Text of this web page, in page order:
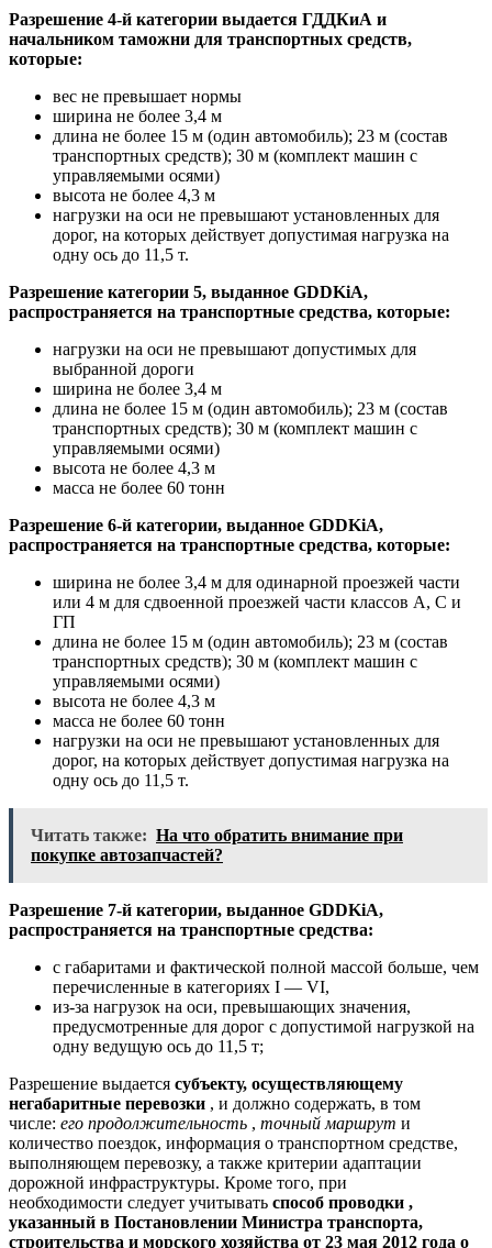
Разрешение 4-й категории выдается ГДДКиА и
начальником таможни для транспортных средств,
которые:
вес не превышает нормы
ширина не более 3,4 м
длина не более 15 м (один автомобиль); 23 м (состав
транспортных средств); 30 м (комплект машин с
управляемыми осями)
высота не более 4,3 м
нагрузки на оси не превышают установленных для
дорог, на которых действует допустимая нагрузка на
одну ось до 11,5 т.
Разрешение категории 5, выданное GDDKiA,
распространяется на транспортные средства, которые:
нагрузки на оси не превышают допустимых для
выбранной дороги
ширина не более 3,4 м
длина не более 15 м (один автомобиль); 23 м (состав
транспортных средств); 30 м (комплект машин с
управляемыми осями)
высота не более 4,3 м
масса не более 60 тонн
Разрешение 6-й категории, выданное GDDKiA,
распространяется на транспортные средства, которые:
ширина не более 3,4 м для одинарной проезжей части
или 4 м для сдвоенной проезжей части классов А, С и
ГП
длина не более 15 м (один автомобиль); 23 м (состав
транспортных средств); 30 м (комплект машин с
управляемыми осями)
высота не более 4,3 м
масса не более 60 тонн
нагрузки на оси не превышают установленных для
дорог, на которых действует допустимая нагрузка на
одну ось до 11,5 т.
Читать также: На что обратить внимание при
покупке автозапчастей?
Разрешение 7-й категории, выданное GDDKiA,
распространяется на транспортные средства:
с габаритами и фактической полной массой больше, чем
перечисленные в категориях I — VI,
из-за нагрузок на оси, превышающих значения,
предусмотренные для дорог с допустимой нагрузкой на
одну ведущую ось до 11,5 т;
Разрешение выдается субъекту, осуществляющему
негабаритные перевозки , и должно содержать, в том
числе: его продолжительность , точный маршрут и
количество поездок, информация о транспортном средстве,
выполняющем перевозку, а также критерии адаптации
дорожной инфраструктуры. Кроме того, при
необходимости следует учитывать способ проводки ,
указанный в Постановлении Министра транспорта,
строительства и морского хозяйства от 23 мая 2012 года о